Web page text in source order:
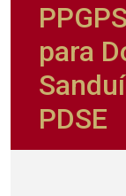
para
PDSE